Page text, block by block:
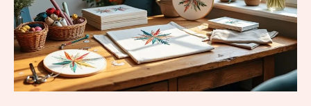
meilleures
adresses
en
2025
!